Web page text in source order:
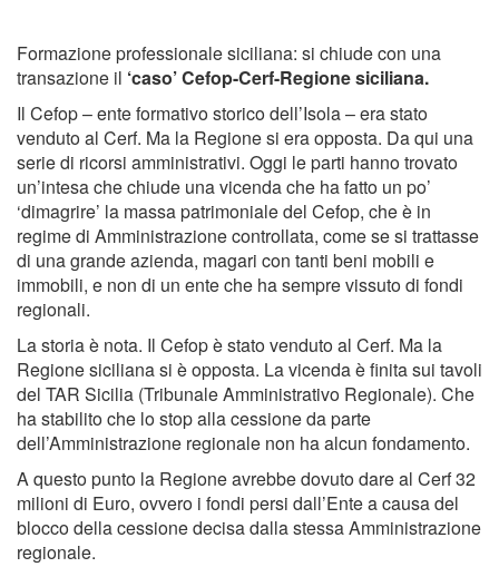
Formazione professionale siciliana: si chiude con una
transazione il ‘caso’ Cefop-Cerf-Regione siciliana.
Il Cefop – ente formativo storico dell’Isola – era stato
venduto al Cerf. Ma la Regione si era opposta. Da qui una
serie di ricorsi amministrativi. Oggi le parti hanno trovato
un’intesa che chiude una vicenda che ha fatto un po’
‘dimagrire’ la massa patrimoniale del Cefop, che è in
regime di Amministrazione controllata, come se si trattasse
di una grande azienda, magari con tanti beni mobili e
immobili, e non di un ente che ha sempre vissuto di fondi
regionali.
La storia è nota. Il Cefop è stato venduto al Cerf. Ma la
Regione siciliana si è opposta. La vicenda è finita sui tavoli
del TAR Sicilia (Tribunale Amministrativo Regionale). Che
ha stabilito che lo stop alla cessione da parte
dell’Amministrazione regionale non ha alcun fondamento.
A questo punto la Regione avrebbe dovuto dare al Cerf 32
milioni di Euro, ovvero i fondi persi dall’Ente a causa del
blocco della cessione decisa dalla stessa Amministrazione
regionale.